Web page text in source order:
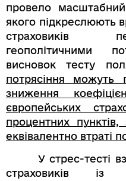
провело масштабний
якого підкреслюють
страховиків
геополітичними
висновок тесту
потрясіння можуть
зниження
європейських
процентних
еквівалентно втраті
У стрес-тесті
страховиків із